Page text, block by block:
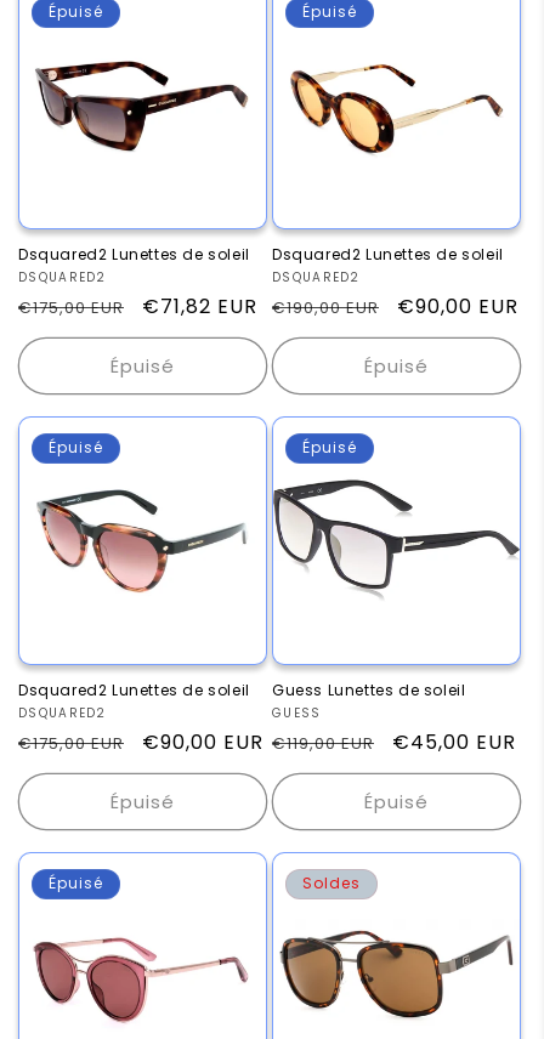
Épuisé
Dsquared2 Lunettes de soleil
Fournisseur :
DSQUARED2
Prix
habituel
€175,00 EUR
Prix
promotionnel
€71,82 EUR
Épuisé
Épuisé
Dsquared2 Lunettes de soleil
Fournisseur :
DSQUARED2
Prix
habituel
€190,00 EUR
Prix
promotionnel
€90,00 EUR
Épuisé
Épuisé
Dsquared2 Lunettes de soleil
Fournisseur :
DSQUARED2
Prix
habituel
€175,00 EUR
Prix
promotionnel
€90,00 EUR
Épuisé
Épuisé
Guess Lunettes de soleil
Fournisseur :
GUESS
Prix
habituel
€119,00 EUR
Prix
promotionnel
€45,00 EUR
Épuisé
Épuisé Soldes